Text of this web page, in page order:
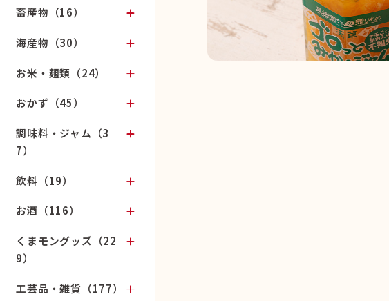
畜産物（16）
海産物（30）
お米・麺類（24）
おかず（45）
調味料・ジャム（3
7）
飲料（19）
お酒（116）
くまモングッズ（22
9）
工芸品・雑貨（177）